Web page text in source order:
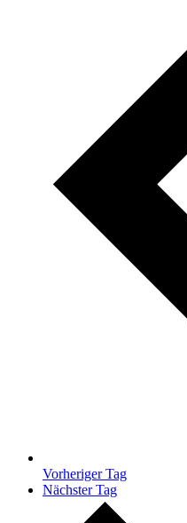
Vorheriger Tag
Nächster Tag